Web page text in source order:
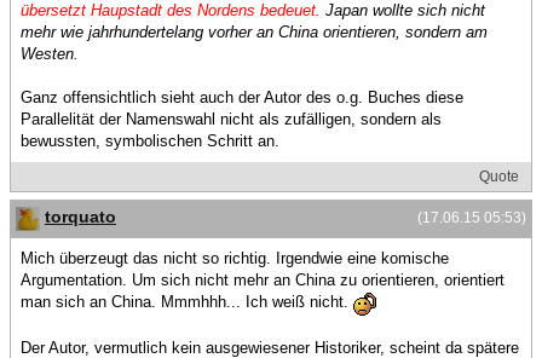
übersetzt Haupstadt des Nordens bedeuet. Japan wollte sich nicht
mehr wie jahrhundertelang vorher an China orientieren, sondern am
Westen.
Ganz offensichtlich sieht auch der Autor des o.g. Buches diese
Parallelität der Namenswahl nicht als zufälligen, sondern als
bewussten, symbolischen Schritt an.
Quote
(17.06.15 05:53)
torquato
Mich überzeugt das nicht so richtig. Irgendwie eine komische
Argumentation. Um sich nicht mehr an China zu orientieren, orientiert
man sich an China. Mmmhhh... Ich weiß nicht.
Der Autor, vermutlich kein ausgewiesener Historiker, scheint da spätere